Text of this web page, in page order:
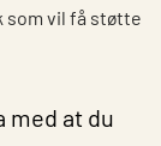
som vil få støtte
med at du